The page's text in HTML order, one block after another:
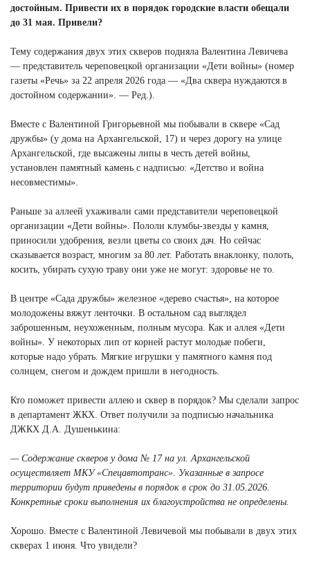
достойным. Привести их в порядок городские власти обещали
до 31 мая. Привели?
Тему содержания двух этих скверов подняла Валентина Левичева
— представитель череповецкой организации «Дети войны» (номер
газеты «Речь» за 22 апреля 2026 года — «Два сквера нуждаются в
достойном содержании». — Ред.).
Вместе с Валентиной Григорьевной мы побывали в сквере «Сад
дружбы» (у дома на Архангельской, 17) и через дорогу на улице
Архангельской, где высажены липы в честь детей войны,
установлен памятный камень с надписью: «Детство и война
несовместимы».
Раньше за аллеей ухаживали сами представители череповецкой
организации «Дети войны». Пололи клумбы-звезды у камня,
приносили удобрения, везли цветы со своих дач. Но сейчас
сказывается возраст, многим за 80 лет. Работать внаклонку, полоть,
косить, убирать сухую траву они уже не могут: здоровье не то.
В центре «Сада дружбы» железное «дерево счастья», на которое
молодожены вяжут ленточки. В остальном сад выглядел
заброшенным, неухоженным, полным мусора. Как и аллея «Дети
войны». У некоторых лип от корней растут молодые побеги,
которые надо убрать. Мягкие игрушки у памятного камня под
солнцем, снегом и дождем пришли в негодность.
Кто поможет привести аллею и сквер в порядок? Мы сделали запрос
в департамент ЖКХ. Ответ получили за подписью начальника
ДЖКХ Д.А. Душенькина:
— Содержание скверов у дома № 17 на ул. Архангельской
осуществляет МКУ «Спецавтотранс». Указанные в запросе
территории будут приведены в порядок в срок до 31.05.2026.
Конкретные сроки выполнения их благоустройства не определены.
Хорошо. Вместе с Валентиной Левичевой мы побывали в двух этих
скверах 1 июня. Что увидели?